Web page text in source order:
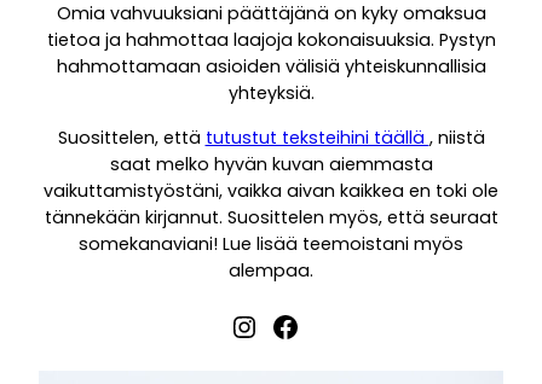
Omia vahvuuksiani päättäjänä on kyky omaksua
tietoa ja hahmottaa laajoja kokonaisuuksia. Pystyn
hahmottamaan asioiden välisiä yhteiskunnallisia
yhteyksiä.
Suosittelen, että tutustut teksteihini täällä , niistä
saat melko hyvän kuvan aiemmasta
vaikuttamistyöstäni, vaikka aivan kaikkea en toki ole
tännekään kirjannut. Suosittelen myös, että seuraat
somekanaviani! Lue lisää teemoistani myös
alempaa.
Instagram
Facebook